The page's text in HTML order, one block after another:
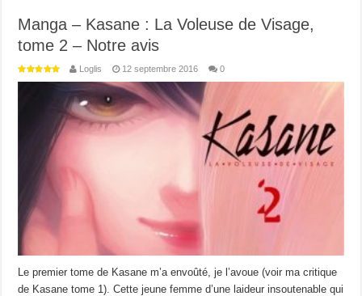
Manga – Kasane : La Voleuse de Visage,
tome 2 – Notre avis
Loglis 12 septembre 2016 0
Le premier tome de Kasane m’a envoûté, je l’avoue (voir ma critique
de Kasane tome 1). Cette jeune femme d’une laideur insoutenable qui